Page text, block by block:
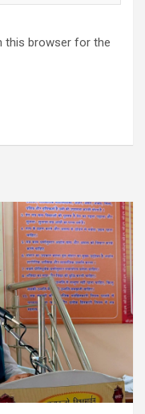
this browser for the